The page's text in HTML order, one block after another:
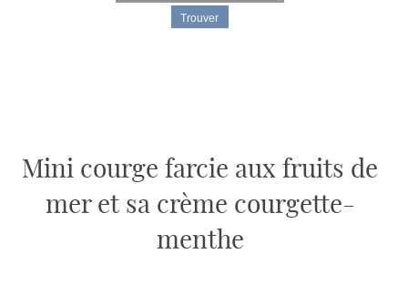
Mini courge farcie aux fruits de
mer et sa crème courgette-
menthe